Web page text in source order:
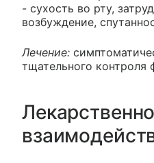
- сухость во рту,
возбуждение,
Лечение:
тщательного